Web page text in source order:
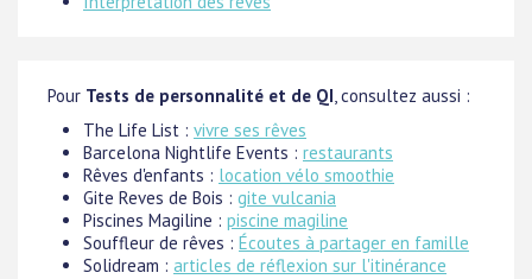
Pour Tests de personnalité et de QI, consultez aussi :
The Life List : vivre ses rêves
Barcelona Nightlife Events : restaurants
Rêves d'enfants : location vélo smoothie
Gite Reves de Bois : gite vulcania
Piscines Magiline : piscine magiline
Souffleur de rêves : Écoutes à partager en famille
Solidream : articles de réflexion sur l'itinérance